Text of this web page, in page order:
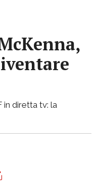
in diretta tv: la